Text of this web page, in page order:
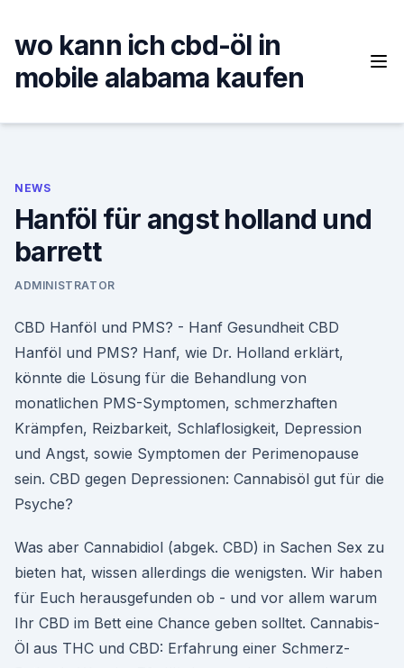
content
wo kann ich cbd-öl in
mobile alabama kaufen
NEWS
Hanföl für angst holland und
barrett
ADMINISTRATOR
CBD Hanföl und PMS? - Hanf Gesundheit CBD
Hanföl und PMS? Hanf, wie Dr. Holland erklärt,
könnte die Lösung für die Behandlung von
monatlichen PMS-Symptomen, schmerzhaften
Krämpfen, Reizbarkeit, Schlaflosigkeit, Depression
und Angst, sowie Symptomen der Perimenopause
sein. CBD gegen Depressionen: Cannabisöl gut für die
Psyche?
Was aber Cannabidiol (abgek. CBD) in Sachen Sex zu
bieten hat, wissen allerdings die wenigsten. Wir haben
für Euch herausgefunden ob - und vor allem warum
Ihr CBD im Bett eine Chance geben solltet. Cannabis-
Öl aus THC und CBD: Erfahrung einer Schmerz-